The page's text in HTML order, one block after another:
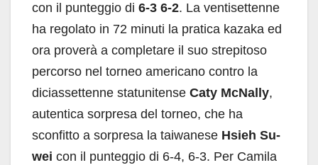
con il punteggio di 6-3 6-2. La ventisettenne
ha regolato in 72 minuti la pratica kazaka ed
ora proverà a completare il suo strepitoso
percorso nel torneo americano contro la
diciassettenne statunitense Caty McNally,
autentica sorpresa del torneo, che ha
sconfitto a sorpresa la taiwanese Hsieh Su-
wei con il punteggio di 6-4, 6-3. Per Camila